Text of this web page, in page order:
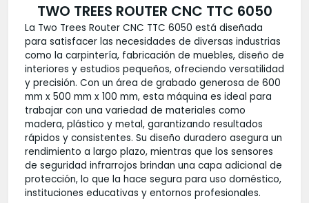
TWO TREES ROUTER CNC TTC 6050
La Two Trees Router CNC TTC 6050 está diseñada
para satisfacer las necesidades de diversas industrias
como la carpintería, fabricación de muebles, diseño de
interiores y estudios pequeños, ofreciendo versatilidad
y precisión. Con un área de grabado generosa de 600
mm x 500 mm x 100 mm, esta máquina es ideal para
trabajar con una variedad de materiales como
madera, plástico y metal, garantizando resultados
rápidos y consistentes. Su diseño duradero asegura un
rendimiento a largo plazo, mientras que los sensores
de seguridad infrarrojos brindan una capa adicional de
protección, lo que la hace segura para uso doméstico,
instituciones educativas y entornos profesionales.